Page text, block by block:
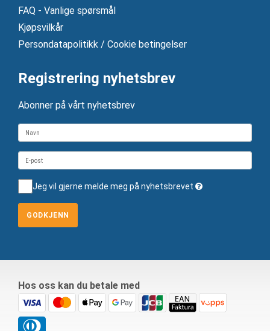
FAQ - Vanlige spørsmål
Kjøpsvilkår
Persondatapolitikk / Cookie betingelser
Registrering nyhetsbrev
Abonner på vårt nyhetsbrev
Jeg vil gjerne melde meg på nyhetsbrevet
GODKJENN
Hos oss kan du betale med